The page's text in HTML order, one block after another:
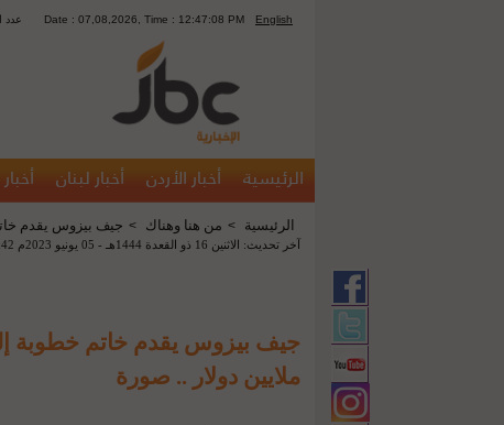
English
Date : 07,08,2026, Time : 12:47:08 PM
1411 :
الرئيسية أخبار الأردن أخبار لبنان
الرئيسية > من هنا وهناك > جيف بيزوس يقدم خاتم خطوبة
آخر تحديث: الاثنين 16 ذو القعدة 1444هـ - 05 يونيو 2023م 11:42 م
ملايين دولار .. صورة